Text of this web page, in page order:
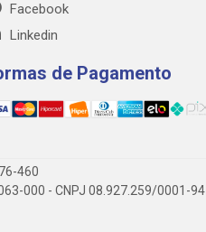
Facebook
Linkedin
de Pagamento
460
000 - CNPJ 08.927.259/0001-94